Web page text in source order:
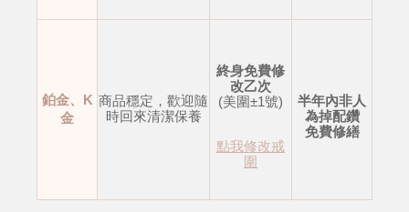
鉑金、K
金
商品穩定，歡迎隨
時回來清潔保養
終身免費修
改乙次
(美圍±1號)
點我修改戒
圍
半年內非人
為掉配鑽
免費修繕